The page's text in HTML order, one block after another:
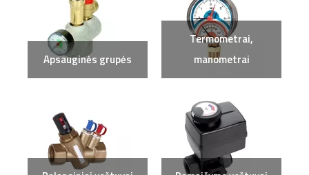
Apsauginės grupės
Termometrai,
manometrai